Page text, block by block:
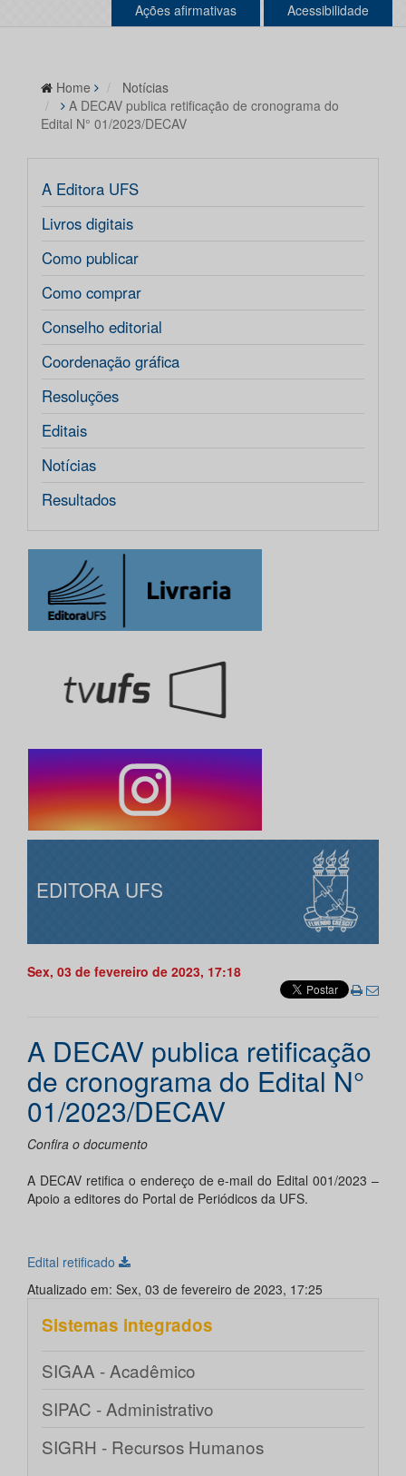
Ações afirmativas Acessibilidade
Home
Notícias
A DECAV publica retificação de cronograma do
Edital N° 01/2023/DECAV
A Editora UFS
Livros digitais
Como publicar
Como comprar
Conselho editorial
Coordenação gráfica
Resoluções
Editais
Notícias
Resultados
EDITORA UFS
Sex, 03 de fevereiro de 2023, 17:18
A DECAV publica retificação
de cronograma do Edital N°
01/2023/DECAV
Confira o documento
A DECAV retifica o endereço de e-mail do Edital 001/2023 –
Apoio a editores do Portal de Periódicos da UFS.
Edital retificado
Atualizado em: Sex, 03 de fevereiro de 2023, 17:25
Sistemas integrados
SIGAA - Acadêmico
SIPAC - Administrativo
SIGRH - Recursos Humanos